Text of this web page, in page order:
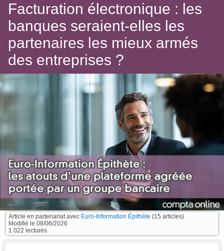
Facturation électronique : les
banques seraient-elles les
partenaires les mieux armés
des entreprises ?
Article en partenariat avec Euro-Information Épithète (15 articles)
Modifié le 08/06/2026
1 022 lectures